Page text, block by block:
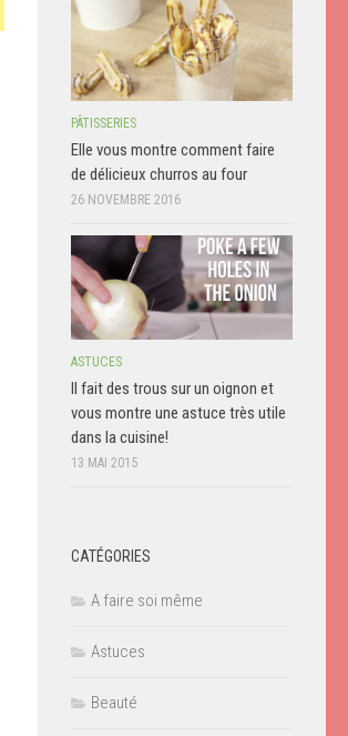
PÂTISSERIES
Elle vous montre comment faire
de délicieux churros au four
26 NOVEMBRE 2016
ASTUCES
Il fait des trous sur un oignon et
vous montre une astuce très utile
dans la cuisine!
13 MAI 2015
CATÉGORIES
A faire soi même
Astuces
Beauté